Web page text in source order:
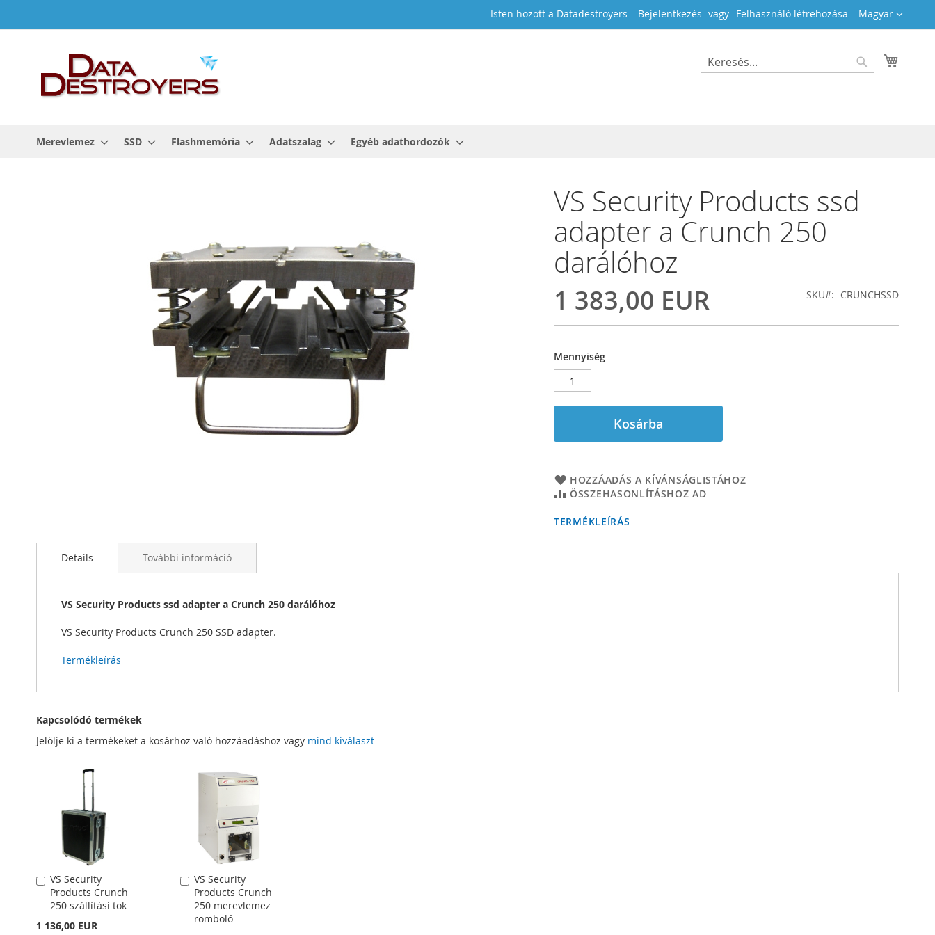
a
Nyelv
Magyar
Isten hozott a Datadestroyers Bejelentkezés Felhasználó létrehozása
Search
Merevlemez SSD Flashmemória Adatszalag Egyéb adathordozók
VS Security Products ssd
adapter a Crunch 250
darálóhoz
1 383,00 EUR SKU CRUNCHSSD
Mennyiség
Kosárba
HOZZÁADÁS A KÍVÁNSÁGLISTÁHOZ
ÖSSZEHASONLÍTÁSHOZ AD
TERMÉKLEÍRÁS
Details
VS Security Products ssd adapter a Crunch 250 darálóhoz
VS Security Products Crunch 250 SSD adapter.
Termékleírás
További információ
Kapcsolódó termékek
Jelölje ki a termékeket a kosárhoz való hozzáadáshoz vagy mind kiválaszt
VS Security
Products Crunch
250 szállítási tok
1 136,00 EUR
Kosárba
VS Security
Products Crunch
250 merevlemez
romboló
Kosárba